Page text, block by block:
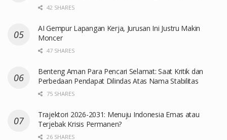
42 SHARES
AI Gempur Lapangan Kerja, Jurusan Ini Justru Makin
Moncer
47 SHARES
Benteng Aman Para Pencari Selamat: Saat Kritik dan
Perbedaan Pendapat Dilindas Atas Nama Stabilitas
75 SHARES
Trajektori 2026-2031: Menuju Indonesia Emas atau
Terjebak Krisis Permanen?
26 SHARES